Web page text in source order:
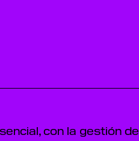
con la gestión de